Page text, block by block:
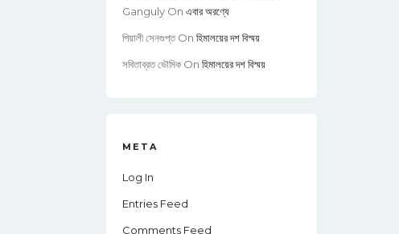
GangulyOn এবার অরণ্যে
পিয়ালী সেনগুপ্তOn হিমালয়ের দশ বিস্ময়
সবিতাব্রত ভৌমিকOn হিমালয়ের দশ বিস্ময়
META
Log In
Entries Feed
Comments Feed